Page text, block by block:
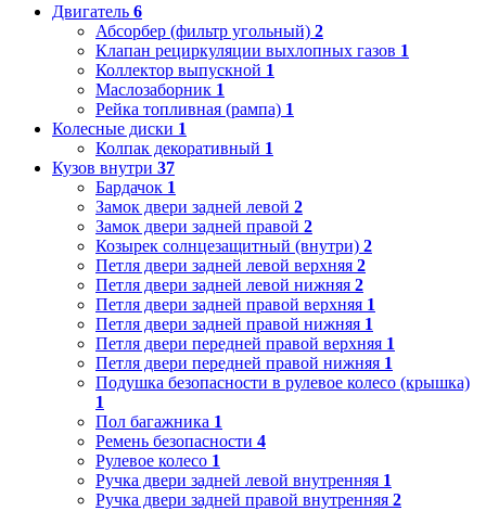
Двигатель 6
Абсорбер (фильтр угольный) 2
Клапан рециркуляции выхлопных газов 1
Коллектор выпускной 1
Маслозаборник 1
Рейка топливная (рампа) 1
Колесные диски 1
Колпак декоративный 1
Кузов внутри 37
Бардачок 1
Замок двери задней левой 2
Замок двери задней правой 2
Козырек солнцезащитный (внутри) 2
Петля двери задней левой верхняя 2
Петля двери задней левой нижняя 2
Петля двери задней правой верхняя 1
Петля двери задней правой нижняя 1
Петля двери передней правой верхняя 1
Петля двери передней правой нижняя 1
Подушка безопасности в рулевое колесо (крышка)
1
Пол багажника 1
Ремень безопасности 4
Рулевое колесо 1
Ручка двери задней левой внутренняя 1
Ручка двери задней правой внутренняя 2